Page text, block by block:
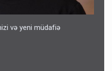
və yeni müdafiə